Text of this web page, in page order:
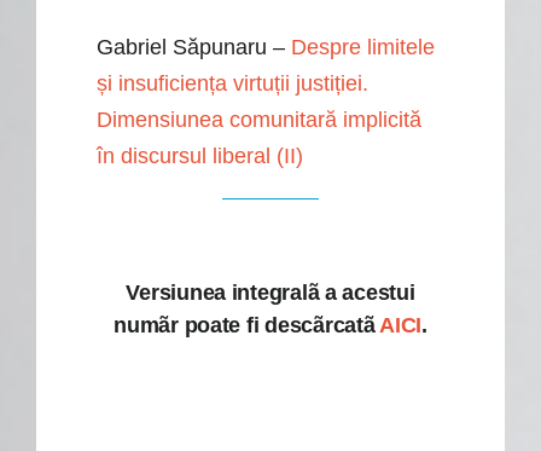
Gabriel Săpunaru – Despre limitele
și insuficiența virtuții justiției.
Dimensiunea comunitară implicită
în discursul liberal (II)
Versiunea integralã a acestui
numãr poate fi descãrcatã AICI.